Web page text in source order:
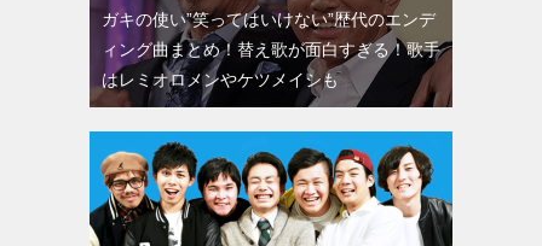
ガキの使い”笑ってはいけない”歴代のエンデ
ィング曲まとめ！替え歌が面白すぎる！歌手
はレミオロメンやケツメイシも